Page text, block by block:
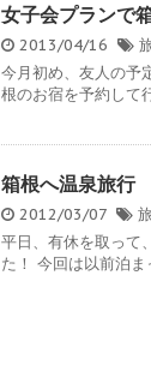
女子会プランで
2013/04/16
今月初め、友人の予
根のお宿を予約して
箱根へ温泉旅行
2012/03/07
平日、有休を取って
た！ 今回は以前泊ま